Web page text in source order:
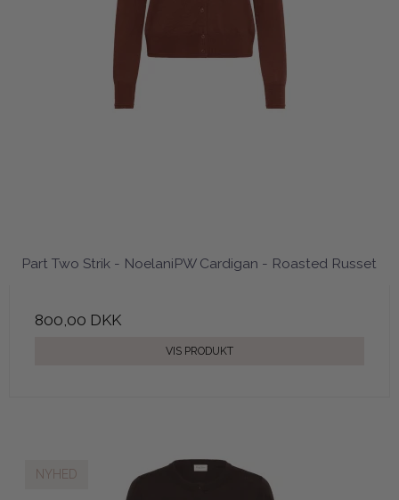
Part Two Strik - NoelaniPW Cardigan - Roasted Russet
800,00 DKK
VIS PRODUKT
NYHED